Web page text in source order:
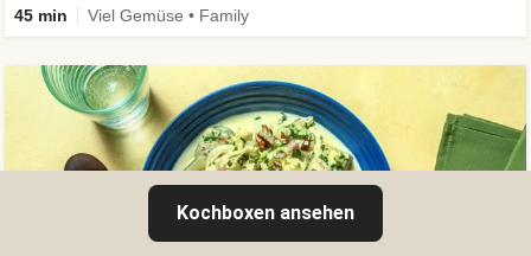
45 min Viel Gemüse • Family
Kochboxen ansehen